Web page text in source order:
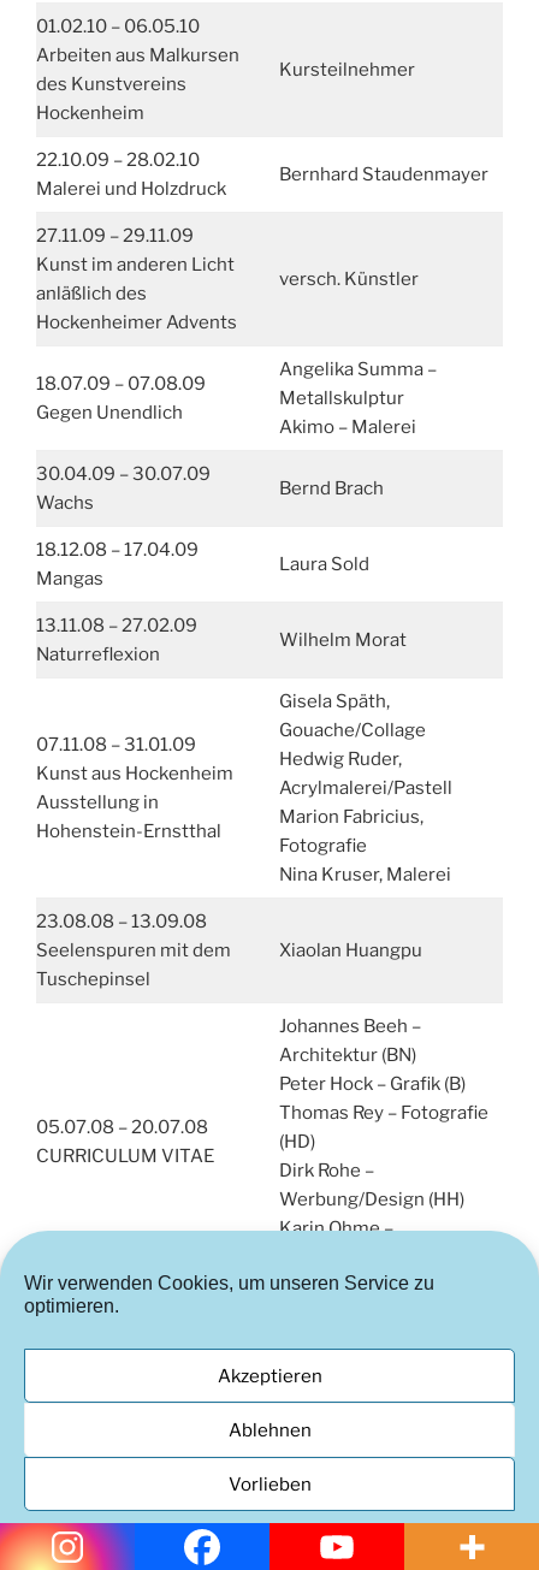
Wir verwenden Cookies, um unseren Service zu
optimieren.
Akzeptieren
Ablehnen
Vorlieben
Cookie-RichtlinieDatenschutzerklärung
01.02.10 – 06.05.10
Arbeiten aus Malkursen
des Kunstvereins
Hockenheim
Kursteilnehmer
22.10.09 – 28.02.10
Malerei und Holzdruck
Bernhard Staudenmayer
27.11.09 – 29.11.09
Kunst im anderen Licht
anläßlich des
Hockenheimer Advents
versch. Künstler
18.07.09 – 07.08.09
Gegen Unendlich
Angelika Summa –
Metallskulptur
Akimo – Malerei
30.04.09 – 30.07.09
Wachs
Bernd Brach
18.12.08 – 17.04.09
Mangas
Laura Sold
13.11.08 – 27.02.09
Naturreflexion
Wilhelm Morat
07.11.08 – 31.01.09
Kunst aus Hockenheim
Ausstellung in
Hohenstein-Ernstthal
Gisela Späth,
Gouache/Collage
Hedwig Ruder,
Acrylmalerei/Pastell
Marion Fabricius,
Fotografie
Nina Kruser, Malerei
23.08.08 – 13.09.08
Seelenspuren mit dem
Tuschepinsel
Xiaolan Huangpu
05.07.08 – 20.07.08
CURRICULUM VITAE
Johannes Beeh –
Architektur (BN)
Peter Hock – Grafik (B)
Thomas Rey – Fotografie
(HD)
Dirk Rohe –
Werbung/Design (HH)
Karin Ohme –
22.06.08 – 20.07.08
Glass-Geschöpfe
10.04.08 – 11.07.08
Plastik
Martin Eckrich
24.01.08 – 04.04.08